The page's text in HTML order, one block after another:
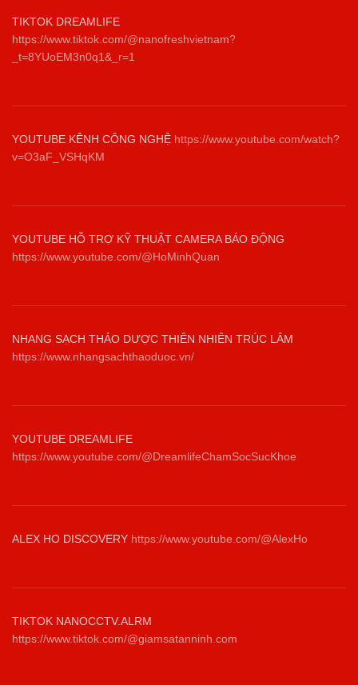
TIKTOK DREAMLIFE
https://www.tiktok.com/@nanofreshvietnam?
_t=8YUoEM3n0q1&_r=1
YOUTUBE KÊNH CÔNG NGHỆ https://www.youtube.com/watch?
v=O3aF_VSHqKM
YOUTUBE HỖ TRỢ KỸ THUẬT CAMERA BÁO ĐỘNG
https://www.youtube.com/@HoMinhQuan
NHANG SẠCH THẢO DƯỢC THIÊN NHIÊN TRÚC LÂM
https://www.nhangsachthaoduoc.vn/
YOUTUBE DREAMLIFE
https://www.youtube.com/@DreamlifeChamSocSucKhoe
ALEX HO DISCOVERY https://www.youtube.com/@AlexHo
TIKTOK NANOCCTV.ALRM
https://www.tiktok.com/@giamsatanninh.com